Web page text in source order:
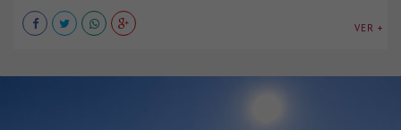
VER +